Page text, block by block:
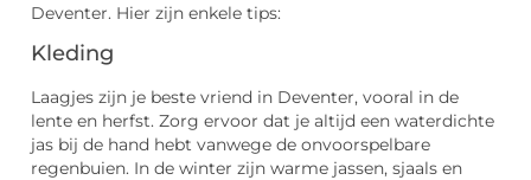
Deventer. Hier zijn enkele tips:
Kleding
Laagjes zijn je beste vriend in Deventer, vooral in de
lente en herfst. Zorg ervoor dat je altijd een waterdichte
jas bij de hand hebt vanwege de onvoorspelbare
regenbuien. In de winter zijn warme jassen, sjaals en